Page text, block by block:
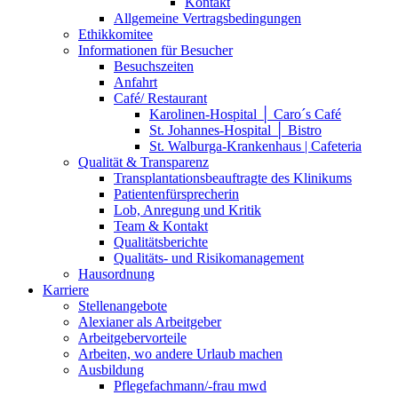
Allgemeine Vertragsbedingungen
Ethikkomitee
Informationen für Besucher
Besuchszeiten
Anfahrt
Café/ Restaurant
Karolinen-Hospital │ Caro´s Café
St. Johannes-Hospital │ Bistro
St. Walburga-Krankenhaus | Cafeteria
Qualität & Transparenz
Transplantationsbeauftragte des Klinikums
Patientenfürsprecherin
Lob, Anregung und Kritik
Team & Kontakt
Qualitätsberichte
Qualitäts- und Risikomanagement
Hausordnung
Karriere
Stellenangebote
Alexianer als Arbeitgeber
Arbeitgebervorteile
Arbeiten, wo andere Urlaub machen
Ausbildung
Pflegefachmann/-frau mwd